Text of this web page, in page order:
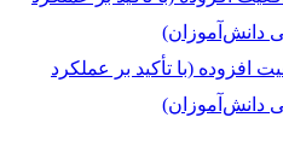
(با تأکید بر عملکرد
دانش‌آموزان)